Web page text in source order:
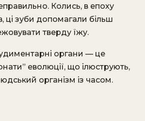
Колись, в епоху
ці зуби допомагали більш
тверду їжу.
органи — це
еволюції, що ілюструють,
організм із часом.